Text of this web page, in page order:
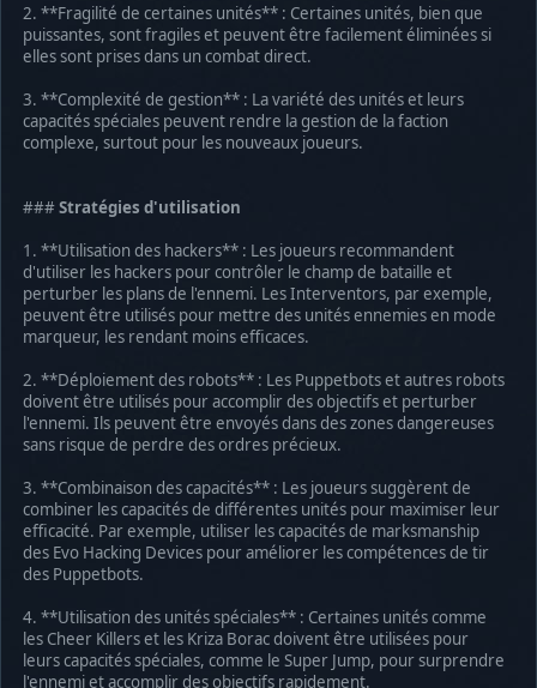
2. **Fragilité de certaines unités** : Certaines unités, bien que
puissantes, sont fragiles et peuvent être facilement éliminées si
elles sont prises dans un combat direct.
3. **Complexité de gestion** : La variété des unités et leurs
capacités spéciales peuvent rendre la gestion de la faction
complexe, surtout pour les nouveaux joueurs.
###Stratégies d'utilisation
1. **Utilisation des hackers** : Les joueurs recommandent
d'utiliser les hackers pour contrôler le champ de bataille et
perturber les plans de l'ennemi. Les Interventors, par exemple,
peuvent être utilisés pour mettre des unités ennemies en mode
marqueur, les rendant moins efficaces.
2. **Déploiement des robots** : Les Puppetbots et autres robots
doivent être utilisés pour accomplir des objectifs et perturber
l'ennemi. Ils peuvent être envoyés dans des zones dangereuses
sans risque de perdre des ordres précieux.
3. **Combinaison des capacités** : Les joueurs suggèrent de
combiner les capacités de différentes unités pour maximiser leur
efficacité. Par exemple, utiliser les capacités de marksmanship
des Evo Hacking Devices pour améliorer les compétences de tir
des Puppetbots.
4. **Utilisation des unités spéciales** : Certaines unités comme
les Cheer Killers et les Kriza Borac doivent être utilisées pour
leurs capacités spéciales, comme le Super Jump, pour surprendre
l'ennemi et accomplir des objectifs rapidement.